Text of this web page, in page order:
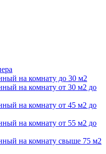
на комнату до 30 м2
на комнату от 30 м2 до
на комнату от 45 м2 до
на комнату от 55 м2 до
на комнату свыше 75 м2